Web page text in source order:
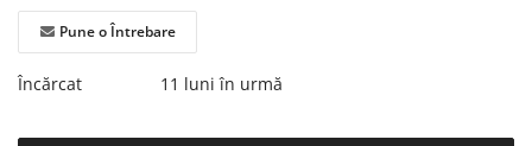
Pune o Întrebare
Încărcat 11 luni în urmă